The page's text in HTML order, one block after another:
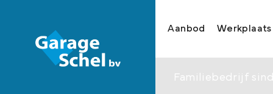
Aanbod Werkplaats
Familiebedrijf